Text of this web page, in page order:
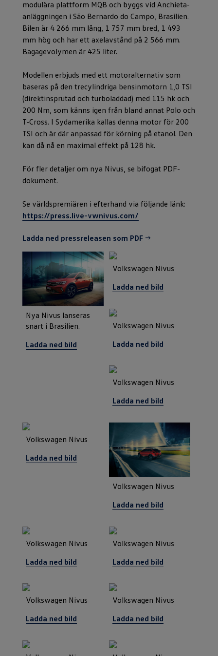
modulära plattform MQB och byggs vid Anchieta-
anläggningen i São Bernardo do Campo, Brasilien.
Bilen är 4 266 mm lång, 1 757 mm bred, 1 493
mm hög och har ett axelavstånd på 2 566 mm.
Bagagevolymen är 425 liter.
Modellen erbjuds med ett motoralternativ som
baseras på den trecylindriga bensinmotorn 1,0 TSI
(direktinsprutad och turboladdad) med 115 hk och
200 Nm, som känns igen från bland annat Polo och
T-Cross. I Sydamerika kallas denna motor för 200
TSI och är där anpassad för körning på etanol. Den
kan då nå en maximal effekt på 128 hk.
För fler detaljer om nya Nivus, se bifogat PDF-
dokument.
Se världspremiären i efterhand via följande länk:
https://press.live-vwnivus.com/
Ladda ned pressreleasen som PDF
Nya Nivus lanseras
snart i Brasilien.
Ladda ned bild
Volkswagen Nivus
Ladda ned bild
Volkswagen Nivus
Ladda ned bild
Volkswagen Nivus
Ladda ned bild
Volkswagen Nivus
Ladda ned bild
Volkswagen Nivus
Ladda ned bild
Volkswagen Nivus
Ladda ned bild
Volkswagen Nivus
Ladda ned bild
Volkswagen Nivus
Ladda ned bild
Volkswagen Nivus
Ladda ned bild